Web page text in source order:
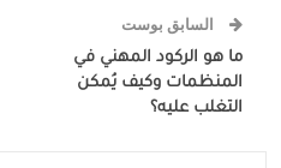
السابق بوست
ما هو الركود المهني في
المنظمات وكيف يُمكن
التغلب عليه؟